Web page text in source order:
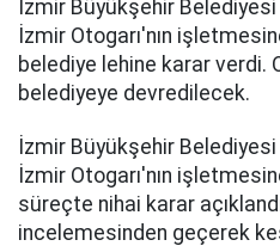
İzmir Büyükşehir
İzmir Otogarı'nın
belediye lehine karar verdi.
belediyeye devredilecek.
İzmir Büyükşehir Belediyesi
İzmir Otogarı'nın
süreçte nihai karar
incelemesinden geçerek